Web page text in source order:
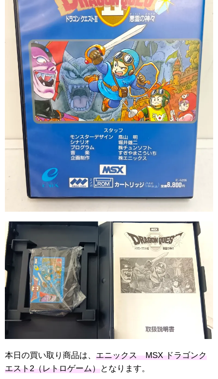
本日の買い取り商品は、 エニックス MSX ドラゴンク
エスト2（レトロゲーム）となります。